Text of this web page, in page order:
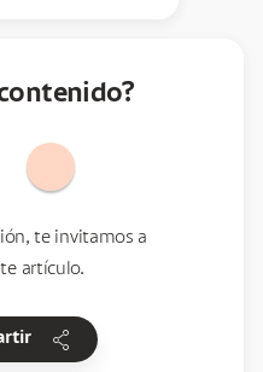
te invitamos a
artículo.
share